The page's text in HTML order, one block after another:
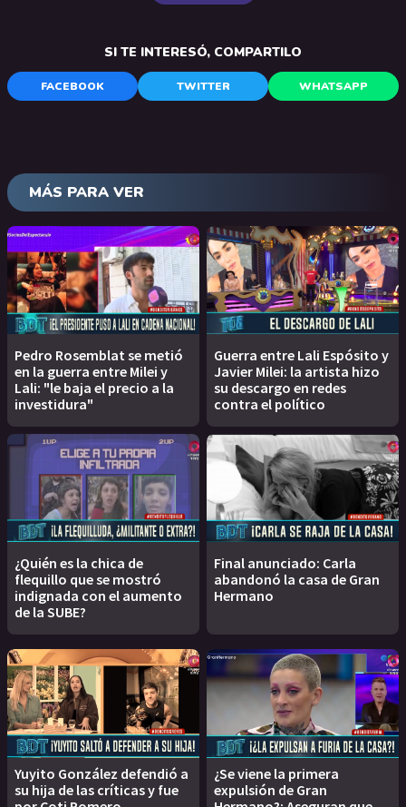
SI TE INTERESÓ, COMPARTILO
FACEBOOK TWITTER WHATSAPP
MÁS PARA VER
Pedro Rosemblat se metió
en la guerra entre Milei y
Lali: "le baja el precio a la
investidura"
Guerra entre Lali Espósito y
Javier Milei: la artista hizo
su descargo en redes
contra el político
¿Quién es la chica de
flequillo que se mostró
indignada con el aumento
de la SUBE?
Final anunciado: Carla
abandonó la casa de Gran
Hermano
Yuyito González defendió a
su hija de las críticas y fue
¿Se viene la primera
expulsión de Gran